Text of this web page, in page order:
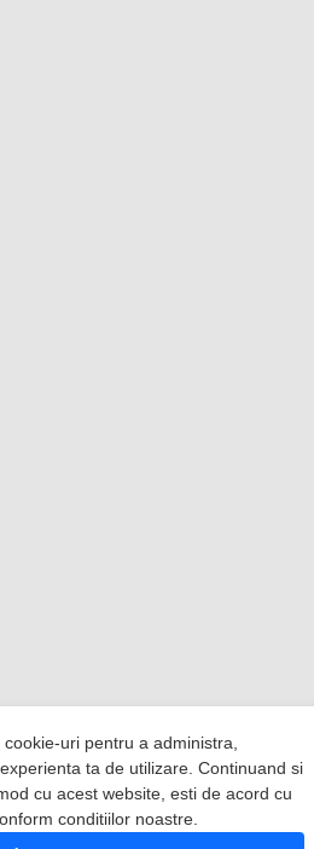
uri pentru a administra,
ta de utilizare. Continuand si
cu acest website, esti de acord cu
conditiilor noastre.